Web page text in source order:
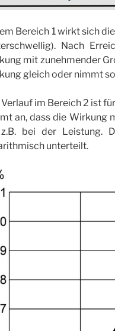
Bereich 1 wirkt sich
Nach
mit zunehmender
gleich oder nimmt
Verlauf im Bereich 2 ist
an, dass die Wirkung
bei der Leistung.
unterteilt.